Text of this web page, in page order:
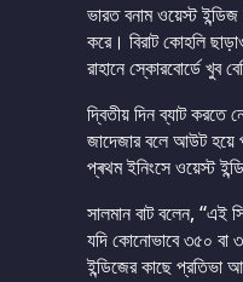
ভারত বনাম ওয়েস্ট
করে। বিরাট কোহলি
রাহানে স্কোরবোর্ডে খুব
দ্বিতীয় দিন ব্যাট করতে
জাদেজার বলে আউট হয়ে
প্ৰথম ইনিংসে ওয়েস্ট
সালমান বাট বলেন, “এই
যদি কোনোভাবে ৩৫০ বা
ইন্ডিজের কাছে প্রতিভা